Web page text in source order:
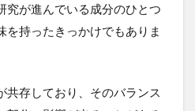
究が進んでいる成分のひとつ
を持ったきっかけでもありま
共存しており、そのバランス